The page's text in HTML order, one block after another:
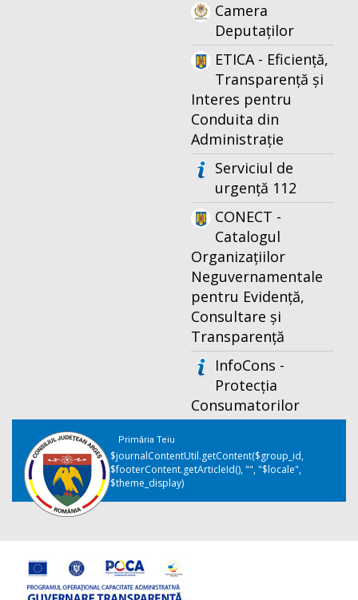
Camera
Deputaților
ETICA - Eficiență,
Transparență și
Interes pentru
Conduita din
Administrație
Serviciul de
urgență 112
CONECT -
Catalogul
Organizațiilor
Neguvernamentale
pentru Evidență,
Consultare și
Transparență
InfoCons -
Protecția
Consumatorilor
Primăria Teiu
$journalContentUtil.getContent($group_id,
$footerContent.getArticleId(), "", "$locale",
$theme_display)